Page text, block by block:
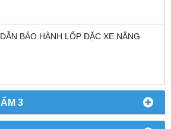
BẢO HÀNH LỐP ĐẶC XE NÂNG
3